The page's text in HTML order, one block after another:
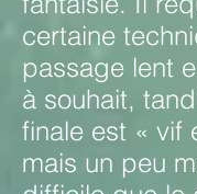
certaine
passage lent
à souhait,
finale est « vif
mais un peu